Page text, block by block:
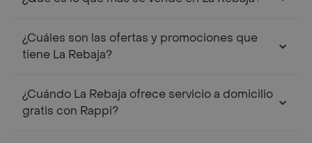
¿Cuáles son las ofertas y promociones que
tiene La Rebaja?
¿Cuándo La Rebaja ofrece servicio a domicilio
gratis con Rappi?